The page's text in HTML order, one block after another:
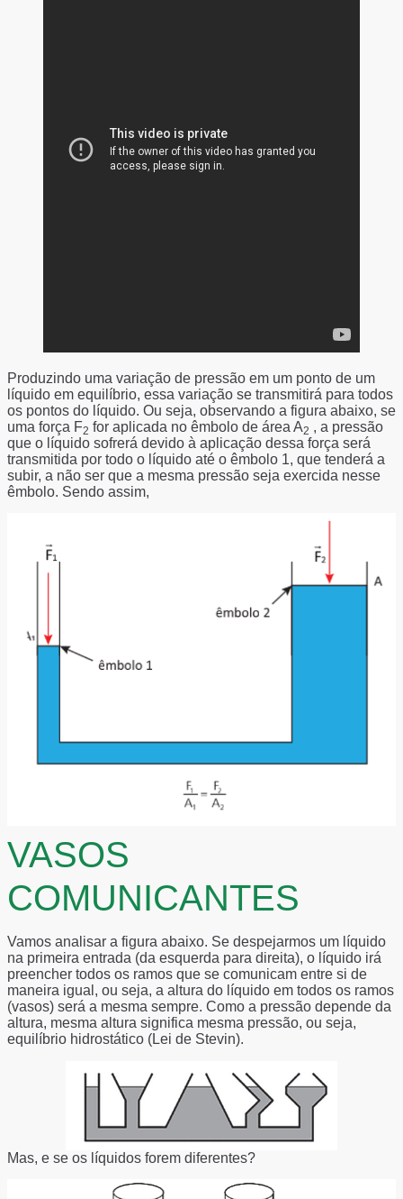
Produzindo uma variação de pressão em um ponto de um
líquido em equilíbrio, essa variação se transmitirá para todos
os pontos do líquido. Ou seja, observando a figura abaixo, se
uma força F2 for aplicada no êmbolo de área A2 , a pressão
que o líquido sofrerá devido à aplicação dessa força será
transmitida por todo o líquido até o êmbolo 1, que tenderá a
subir, a não ser que a mesma pressão seja exercida nesse
êmbolo. Sendo assim,
VASOS
COMUNICANTES
Vamos analisar a figura abaixo. Se despejarmos um líquido
na primeira entrada (da esquerda para direita), o líquido irá
preencher todos os ramos que se comunicam entre si de
maneira igual, ou seja, a altura do líquido em todos os ramos
(vasos) será a mesma sempre. Como a pressão depende da
altura, mesma altura significa mesma pressão, ou seja,
equilíbrio hidrostático (Lei de Stevin).
Mas, e se os líquidos forem diferentes?